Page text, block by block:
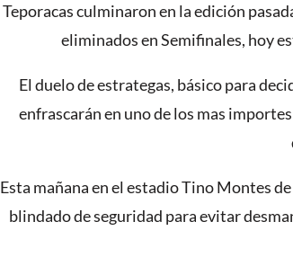
Teporacas culminaron en la edición
eliminados en Semifinales, hoy
El duelo de estrategas, básico para
enfrascarán en uno de los mas
Esta mañana en el estadio Tino Montes
blindado de seguridad para evitar